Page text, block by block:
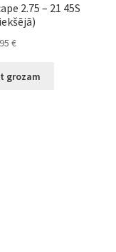
2.75 – 21 45S
€
grozam